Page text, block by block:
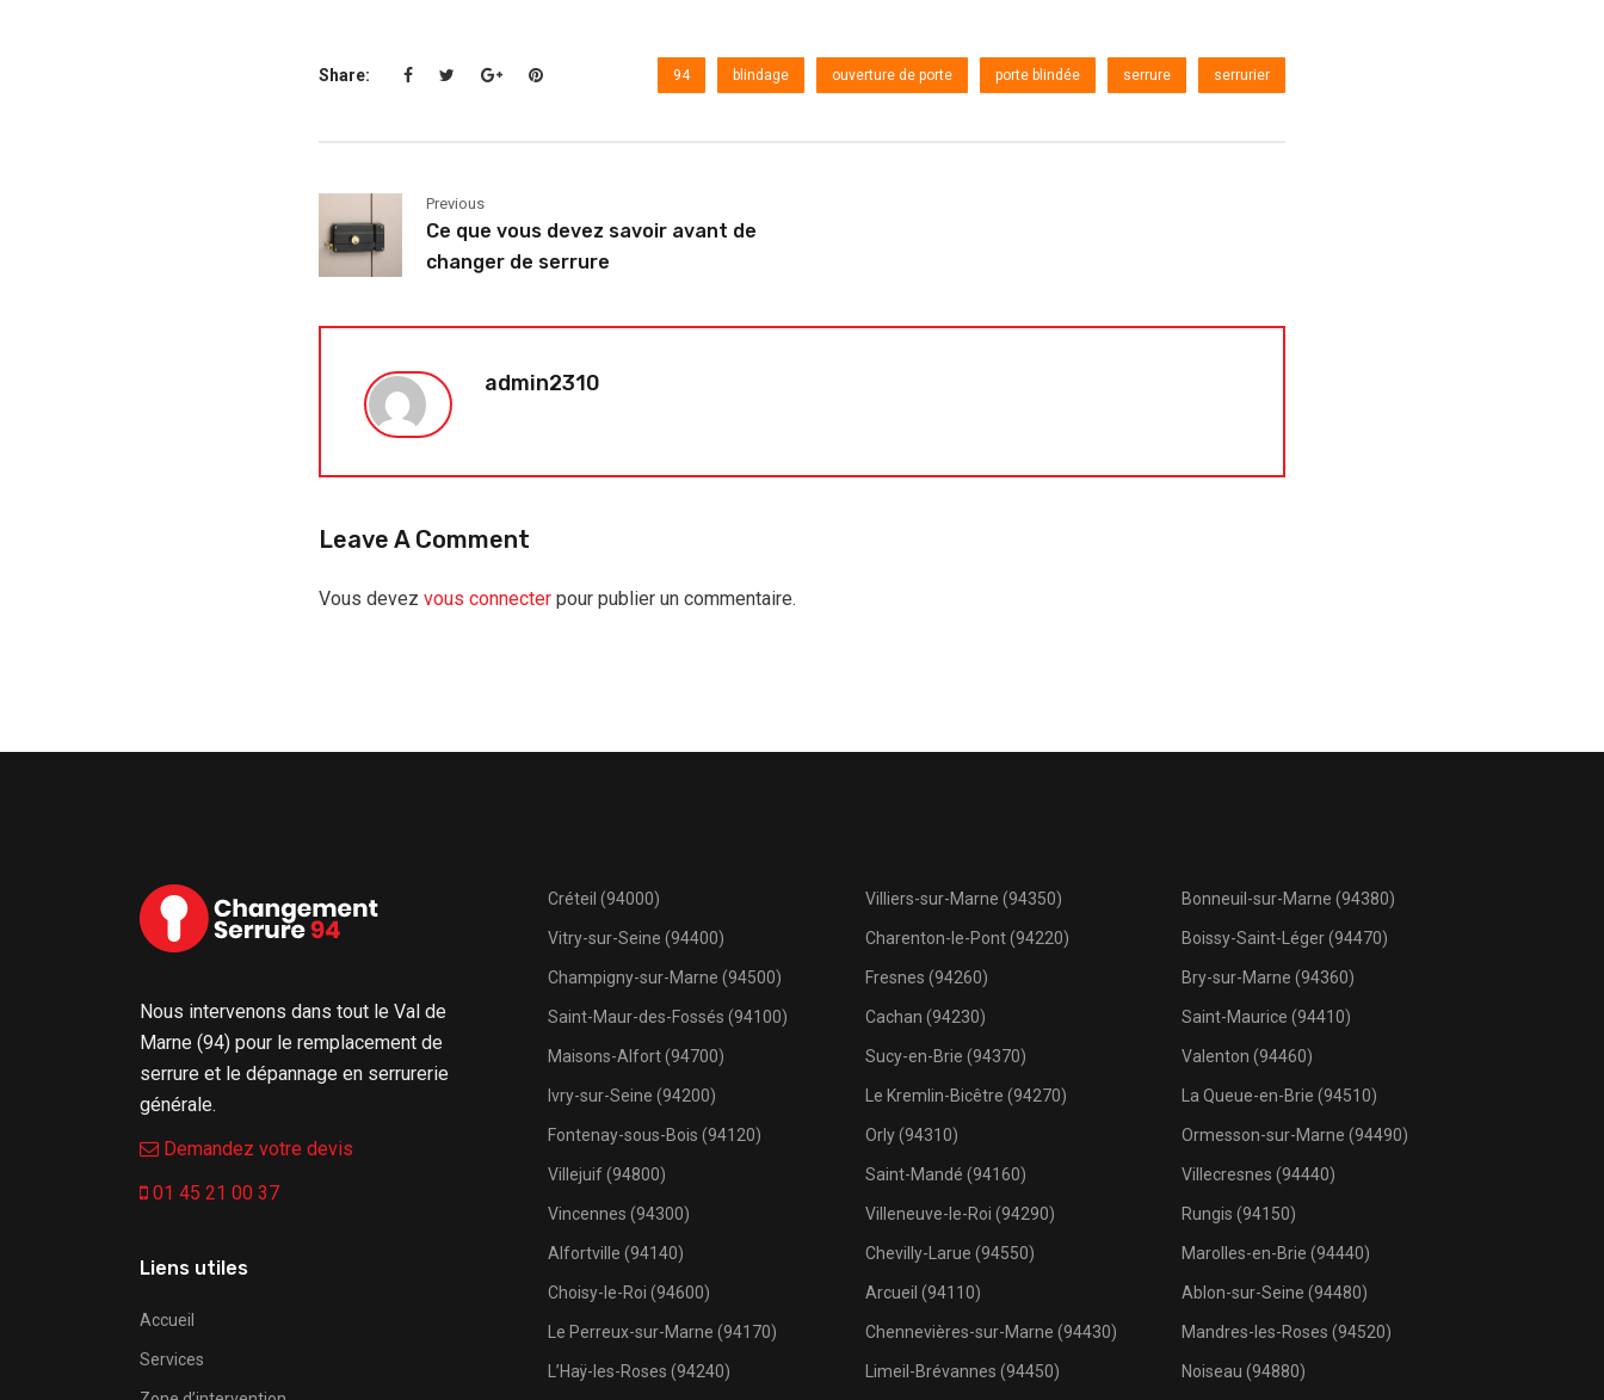
Share: 94 blindage ouverture de porte porte blindée serrure serrurier
Previous
Ce que vous devez savoir avant de
changer de serrure
admin2310
Leave A Comment
Vous devez vous connecter pour publier un commentaire.
Nous intervenons dans tout le Val de
Marne (94) pour le remplacement de
serrure et le dépannage en serrurerie
générale.
Demandez votre devis
01 45 21 00 37
Liens utiles
Accueil
Services
Créteil (94000)
Vitry-sur-Seine (94400)
Champigny-sur-Marne (94500)
Saint-Maur-des-Fossés (94100)
Maisons-Alfort (94700)
Ivry-sur-Seine (94200)
Fontenay-sous-Bois (94120)
Villejuif (94800)
Vincennes (94300)
Alfortville (94140)
Choisy-le-Roi (94600)
Le Perreux-sur-Marne (94170)
L’Haÿ-les-Roses (94240)
Villiers-sur-Marne (94350)
Charenton-le-Pont (94220)
Fresnes (94260)
Cachan (94230)
Sucy-en-Brie (94370)
Le Kremlin-Bicêtre (94270)
Orly (94310)
Saint-Mandé (94160)
Villeneuve-le-Roi (94290)
Chevilly-Larue (94550)
Arcueil (94110)
Chennevières-sur-Marne (94430)
Limeil-Brévannes (94450)
Bonneuil-sur-Marne (94380)
Boissy-Saint-Léger (94470)
Bry-sur-Marne (94360)
Saint-Maurice (94410)
Valenton (94460)
La Queue-en-Brie (94510)
Ormesson-sur-Marne (94490)
Villecresnes (94440)
Rungis (94150)
Marolles-en-Brie (94440)
Ablon-sur-Seine (94480)
Mandres-les-Roses (94520)
Noiseau (94880)